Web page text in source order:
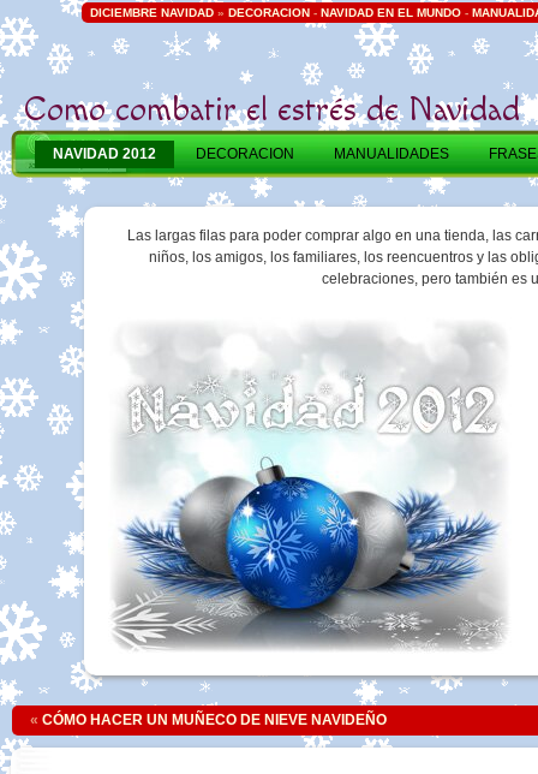
DICIEMBRE NAVIDAD» DECORACION- NAVIDAD EN EL MUNDO-
Como combatir el estrés de Navidad
NAVIDAD 2012 DECORACION MANUALIDADES
Las largas filas para poder comprar algo en una tienda, las
niños, los amigos, los familiares, los reencuentros y las
celebraciones, pero también es
« CÓMO HACER UN MUÑECO DE NIEVE NAVIDEÑO